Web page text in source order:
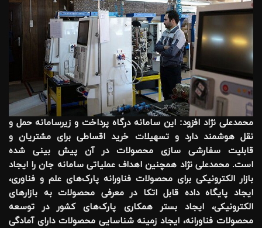
محمدعلی نژاد افزود: این سامانه درگاه پرداخت و زیرسامانه حمل و
نقل هوشمند دارد و تسهیلات خرید اقساطی برای مشتریان و
قابلیت سفارشی سازی محصولات در آن پیش بینی شده
است. محمدعلی نژاد همچنین اهداف عملیاتی سامانه جان را ایجاد
بازار الکترونیکی برای محصولات فناورانه پارک‌های علم و فناوری،
ایجاد پایگاه داده قابل اتکا در معرفی محصولات به بازارهای
الکترونیکی، ایجاد بستر همکاری پارک‌های کشور در توسعه
محصولات فناورانه، ایجاد زمینه شناسایی محصولات دارای آمادگی